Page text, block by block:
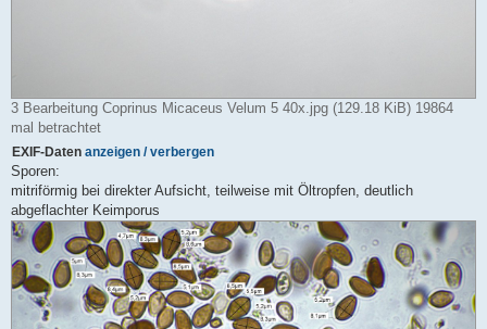
3 Bearbeitung Coprinus Micaceus Velum 5 40x.jpg (129.18 KiB) 19864
mal betrachtet
EXIF-Daten anzeigen / verbergen
Sporen:
mitriförmig bei direkter Aufsicht, teilweise mit Öltropfen, deutlich
abgeflachter Keimporus